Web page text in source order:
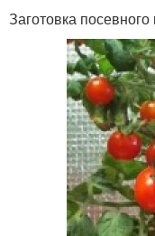
Заготовка